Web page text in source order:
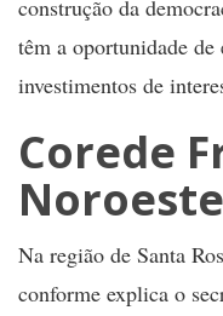
construção da
têm a oportunidade
investimentos de
Corede
Noroeste
Na região de Santa
conforme explica o